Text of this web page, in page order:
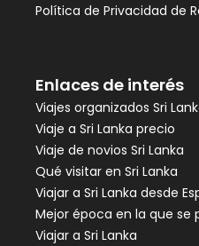
Política de Privacidad de
Enlaces de interés
Viajes organizados Sri
Viaje a Sri Lanka precio
Viaje de novios Sri Lanka
Qué visitar en Sri Lanka
Viajar a Sri Lanka desde
Mejor época en la que se
Viajar a Sri Lanka